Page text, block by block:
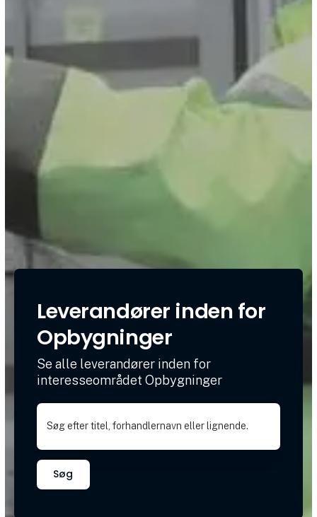
Leverandører inden for
Opbygninger
Se alle leverandører inden for
interesseområdet Opbygninger
Søg efter titel, forhandlernavn eller lignende.
Søg